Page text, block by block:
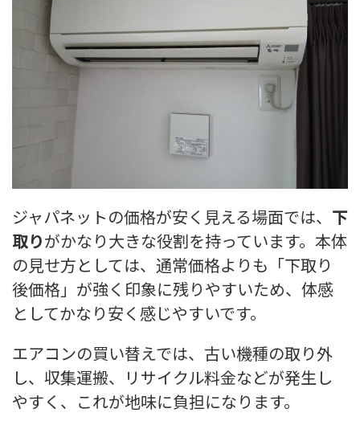
ジャパネットの価格が安く見える場面では、 下
取りがかなり大きな役割を持っています。本体
の見せ方としては、通常価格よりも「下取り
後価格」が強く印象に残りやすいため、体感
としてかなり安く感じやすいです。
エアコンの買い替えでは、古い機種の取り外
し、収集運搬、リサイクル料金などが発生し
やすく、これが地味に負担になります。